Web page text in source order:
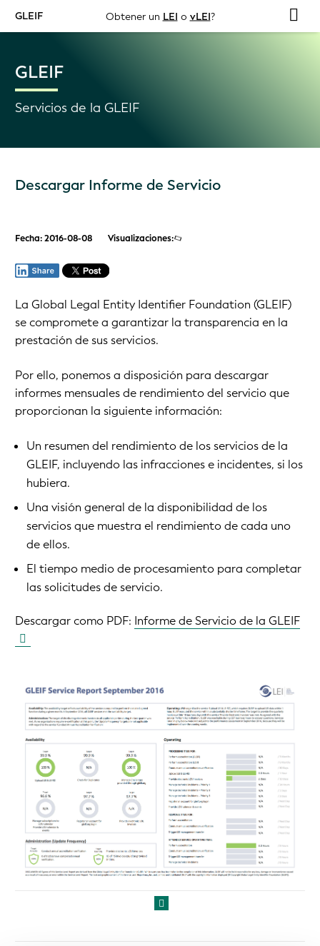
GLEIF Obtener un LEI o vLEI?
GLEIF
Servicios de la GLEIF
Descargar Informe de Servicio
Fecha: 2016-08-08 Visualizaciones:
La Global Legal Entity Identifier Foundation (GLEIF)
se compromete a garantizar la transparencia en la
prestación de sus servicios.
Por ello, ponemos a disposición para descargar
informes mensuales de rendimiento del servicio que
proporcionan la siguiente información:
Un resumen del rendimiento de los servicios de la
GLEIF, incluyendo las infracciones e incidentes, si los
hubiera.
Una visión general de la disponibilidad de los
servicios que muestra el rendimiento de cada uno
de ellos.
El tiempo medio de procesamiento para completar
las solicitudes de servicio.
Descargar como PDF: Informe de Servicio de la GLEIF